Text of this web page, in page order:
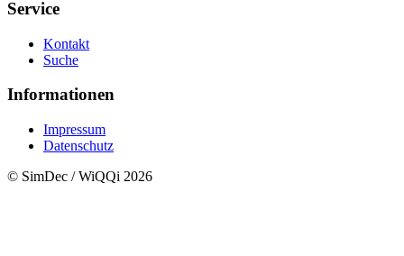
Service
Kontakt
Suche
Informationen
Impressum
Datenschutz
© SimDec / WiQQi 2026